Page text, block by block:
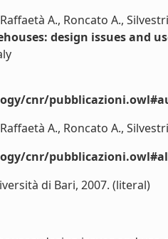
A., Roncato A.,
design issues and
cnr/
A., Roncato A.,
cnr/
di Bari, 2007. (literal)